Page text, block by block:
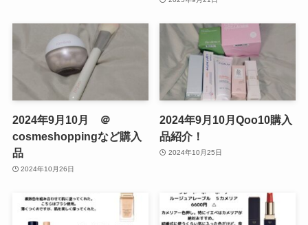
2024年9月10月 ＠
cosmeshoppingなど購入
品
2024年10月26日
2024年9月10月Qoo10購入
品紹介！
2024年10月25日